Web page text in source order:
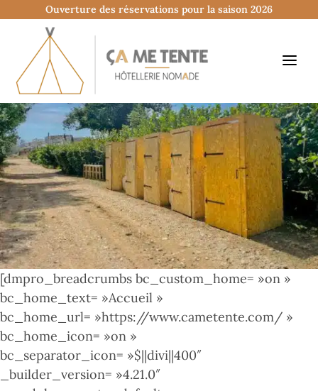
Ouverture des réservations pour la saison 2026
[dmpro_breadcrumbs bc_custom_home= »on »
bc_home_text= »Accueil »
bc_home_url= »https://www.cametente.com/ »
bc_home_icon= »on »
bc_separator_icon= »$||divi||400″
_builder_version= »4.21.0″